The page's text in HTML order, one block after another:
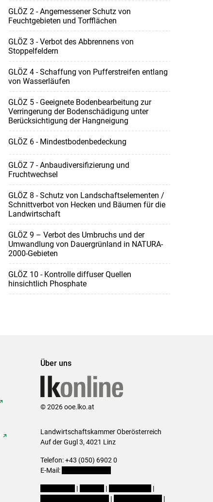
GLÖZ 2 - Angemessener Schutz von
Feuchtgebieten und Torfflächen
GLÖZ 3 - Verbot des Abbrennens von
Stoppelfeldern
GLÖZ 4 - Schaffung von Pufferstreifen entlang
von Wasserläufen
GLÖZ 5 - Geeignete Bodenbearbeitung zur
Verringerung der Bodenschädigung unter
Berücksichtigung der Hangneigung
GLÖZ 6 - Mindestbodenbedeckung
GLÖZ 7 - Anbaudiversifizierung und
Fruchtwechsel
GLÖZ 8 - Schutz von Landschaftselementen /
Schnittverbot von Hecken und Bäumen für die
Landwirtschaft
GLÖZ 9 – Verbot des Umbruchs und der
Umwandlung von Dauergrünland in NATURA-
2000-Gebieten
GLÖZ 10 - Kontrolle diffuser Quellen
hinsichtlich Phosphate
Über uns
© 2026 ooe.lko.at
Landwirtschaftskammer Oberösterreich
Auf der Gugl 3, 4021 Linz
Telefon: +43 (050) 6902 0
E-Mail:
| |
|
| |